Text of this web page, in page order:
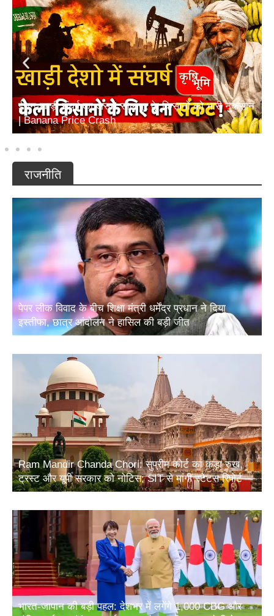
ईरान-खाड़ी संघर्ष का असर! सोलापुर के किसानों को भारी नुकसान
| Banana Price Crash
राजनीति
पेपर लीक विवाद के बीच शिक्षा मंत्री धर्मेंद्र प्रधान ने दिया
इस्तीफा, छात्र आंदोलन ने हासिल की बड़ी जीत
Ram Mandir Chanda Chori: सुप्रीम कोर्ट का कड़ा रुख,
ट्रस्ट और यूपी सरकार को नोटिस; SIT से मांगी स्टेटस रिपोर्ट
भारत-जापान की बड़ी पहल: देशभर में लगेंगे 1,000 CBG और
जैविक उर्वरक संयंत्र, ऊर्जा सुरक्षा और ग्रामीण आय को मिलेगा